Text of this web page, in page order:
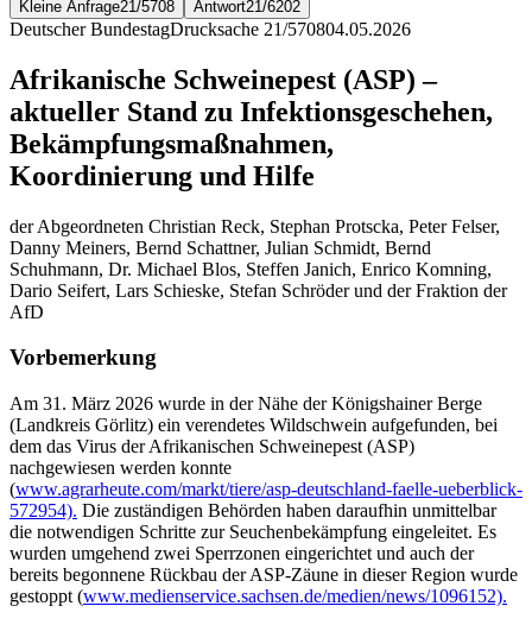
Kleine Anfrage21/5708 Antwort21/6202
Deutscher BundestagDrucksache 21/570804.05.2026
Afrikanische Schweinepest (ASP) –
aktueller Stand zu Infektionsgeschehen,
Bekämpfungsmaßnahmen,
Koordinierung und Hilfe
der Abgeordneten Christian Reck, Stephan Protscka, Peter Felser,
Danny Meiners, Bernd Schattner, Julian Schmidt, Bernd
Schuhmann, Dr. Michael Blos, Steffen Janich, Enrico Komning,
Dario Seifert, Lars Schieske, Stefan Schröder und der Fraktion der
AfD
Vorbemerkung
Am 31. März 2026 wurde in der Nähe der Königshainer Berge
(Landkreis Görlitz) ein verendetes Wildschwein aufgefunden, bei
dem das Virus der Afrikanischen Schweinepest (ASP)
nachgewiesen werden konnte
(www.agrarheute.com/markt/tiere/asp-deutschland-faelle-ueberblick-
572954). Die zuständigen Behörden haben daraufhin unmittelbar
die notwendigen Schritte zur Seuchenbekämpfung eingeleitet. Es
wurden umgehend zwei Sperrzonen eingerichtet und auch der
bereits begonnene Rückbau der ASP-Zäune in dieser Region wurde
gestoppt (www.medienservice.sachsen.de/medien/news/1096152).